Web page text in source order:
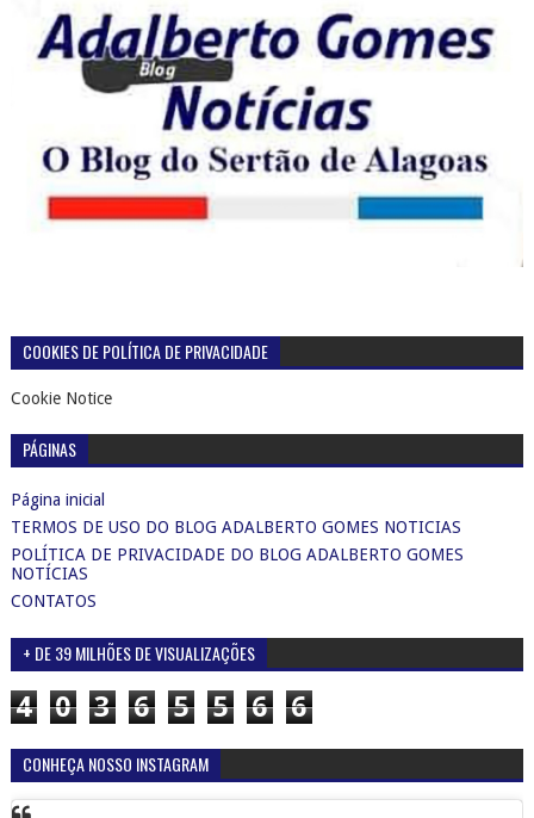
COOKIES DE POLÍTICA DE PRIVACIDADE
Cookie Notice
PÁGINAS
Página inicial
TERMOS DE USO DO BLOG ADALBERTO GOMES NOTICIAS
POLÍTICA DE PRIVACIDADE DO BLOG ADALBERTO GOMES
NOTÍCIAS
CONTATOS
+ DE 39 MILHÕES DE VISUALIZAÇÕES
4 0 3 6 5 5 6 6
CONHEÇA NOSSO INSTAGRAM